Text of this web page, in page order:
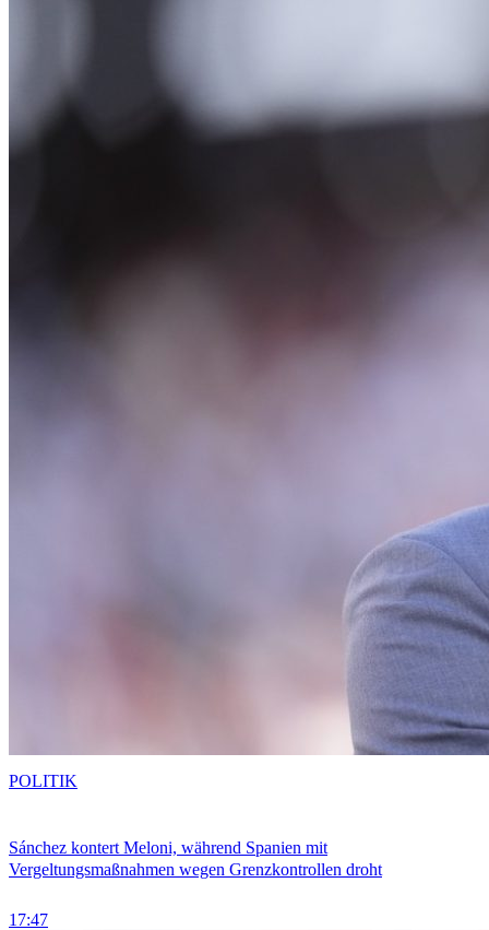
Sánchez kontert Meloni, während Spanien mit
Vergeltungsmaßnahmen wegen Grenzkontrollen droht
17:47
POLITIK